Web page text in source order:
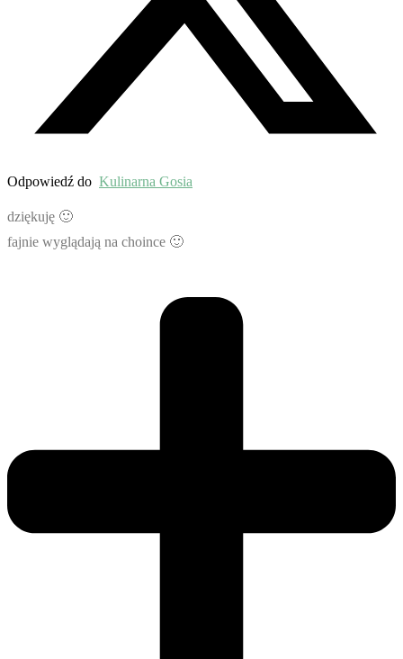
Odpowiedź do Kulinarna Gosia
dziękuję 🙂
fajnie wyglądają na choince 🙂